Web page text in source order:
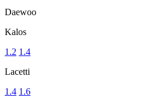
Daewoo
Kalos
1.2 1.4
Lacetti
1.4 1.6